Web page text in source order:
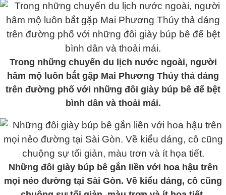
Trong những chuyến du lịch nước ngoài, người
hâm mộ luôn bắt gặp Mai Phương Thúy thả dáng
trên đường phố với những đôi giày búp bê đế bệt
bình dân và thoải mái.
Những đôi giày búp bê gắn liền với hoa hậu trên
mọi nẻo đường tại Sài Gòn. Về kiểu dáng, cô cũng